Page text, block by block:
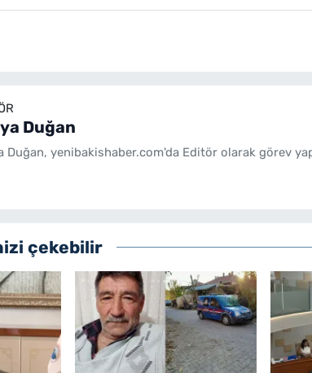
Duğan
Duğan, yenibakishaber.com'da Editör olarak görev
çekebilir